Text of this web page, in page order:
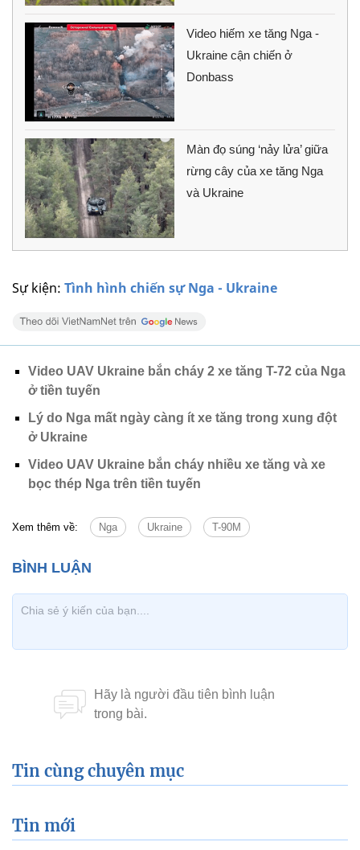
Sự kiện: Tình hình chiến sự Nga - Ukraine
Video hiếm xe tăng Nga -
Ukraine cận chiến ở
Donbass
Màn đọ súng ‘nảy lửa’ giữa
rừng cây của xe tăng Nga
và Ukraine
Video UAV Ukraine bắn cháy 2 xe tăng T-72 của Nga
ở tiền tuyến
Lý do Nga mất ngày càng ít xe tăng trong xung đột
ở Ukraine
Video UAV Ukraine bắn cháy nhiều xe tăng và xe
bọc thép Nga trên tiền tuyến
Xem thêm về: Nga Ukraine T-90M
Tin cùng chuyên mục
Tin mới